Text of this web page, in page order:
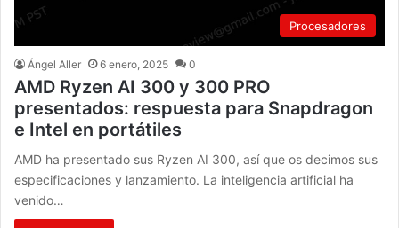
Procesadores
Ángel Aller 6 enero, 2025 0
AMD Ryzen AI 300 y 300 PRO
presentados: respuesta para Snapdragon
e Intel en portátiles
AMD ha presentado sus Ryzen AI 300, así que os decimos sus
especificaciones y lanzamiento. La inteligencia artificial ha
venido…